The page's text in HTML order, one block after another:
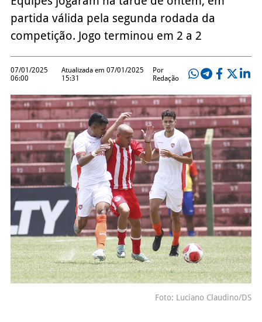
partida válida pela segunda rodada da
competição. Jogo terminou em 2 a 2
07/01/2025
06:00
Atualizada em 07/01/2025
15:31
Por
Redação
Foto: Luciano Claudino/DS